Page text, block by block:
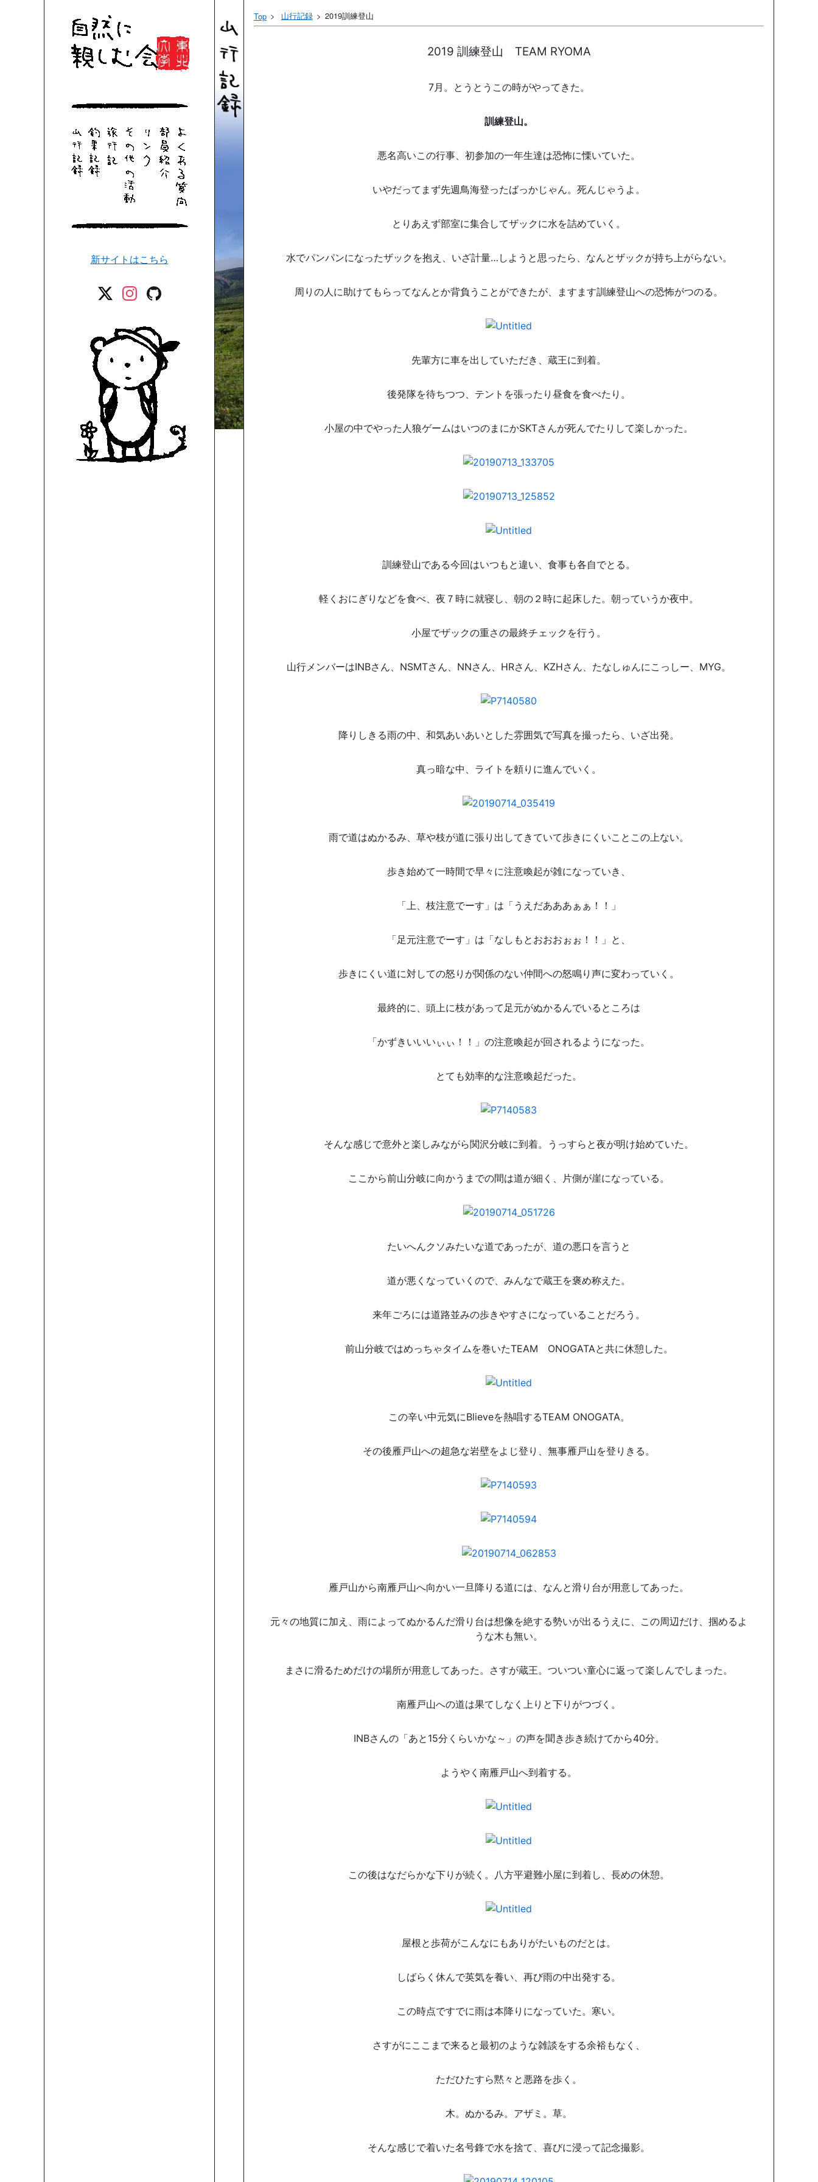
新サイトはこちら
Top 山行記録 2019訓練登山
2019 訓練登山 TEAM RYOMA
7月。とうとうこの時がやってきた。
訓練登山。
悪名高いこの行事、初参加の一年生達は恐怖に慄いていた。
いやだってまず先週鳥海登ったばっかじゃん。死んじゃうよ。
とりあえず部室に集合してザックに水を詰めていく。
水でパンパンになったザックを抱え、いざ計量…しようと思ったら、なんとザックが持ち上がらない。
周りの人に助けてもらってなんとか背負うことができたが、ますます訓練登山への恐怖がつのる。
先輩方に車を出していただき、蔵王に到着。
後発隊を待ちつつ、テントを張ったり昼食を食べたり。
小屋の中でやった人狼ゲームはいつのまにかSKTさんが死んでたりして楽しかった。
訓練登山である今回はいつもと違い、食事も各自でとる。
軽くおにぎりなどを食べ、夜７時に就寝し、朝の２時に起床した。朝っていうか夜中。
小屋でザックの重さの最終チェックを行う。
山行メンバーはINBさん、NSMTさん、NNさん、HRさん、KZHさん、たなしゅんにこっしー、MYG。
降りしきる雨の中、和気あいあいとした雰囲気で写真を撮ったら、いざ出発。
真っ暗な中、ライトを頼りに進んでいく。
雨で道はぬかるみ、草や枝が道に張り出してきていて歩きにくいことこの上ない。
歩き始めて一時間で早々に注意喚起が雑になっていき、
「上、枝注意でーす」は「うえだあああぁぁ！！」
「足元注意でーす」は「なしもとおおおぉぉ！！」と、
歩きにくい道に対しての怒りが関係のない仲間への怒鳴り声に変わっていく。
最終的に、頭上に枝があって足元がぬかるんでいるところは
「かずきいいいぃぃ！！」の注意喚起が回されるようになった。
とても効率的な注意喚起だった。
そんな感じで意外と楽しみながら関沢分岐に到着。うっすらと夜が明け始めていた。
ここから前山分岐に向かうまでの間は道が細く、片側が崖になっている。
たいへんクソみたいな道であったが、道の悪口を言うと
道が悪くなっていくので、みんなで蔵王を褒め称えた。
来年ごろには道路並みの歩きやすさになっていることだろう。
前山分岐ではめっちゃタイムを巻いたTEAM ONOGATAと共に休憩した。
この辛い中元気にBlieveを熱唱するTEAM ONOGATA。
その後雁戸山への超急な岩壁をよじ登り、無事雁戸山を登りきる。
雁戸山から南雁戸山へ向かい一旦降りる道には、なんと滑り台が用意してあった。
元々の地質に加え、雨によってぬかるんだ滑り台は想像を絶する勢いが出るうえに、 この周辺だけ、掴めるよ
うな木も無い。
まさに滑るためだけの場所が用意してあった。さすが蔵王。ついつい童心に返って楽しんでしまった。
南雁戸山への道は果てしなく上りと下りがつづく。
INBさんの「あと15分くらいかな～」の声を聞き歩き続けてから40分。
ようやく南雁戸山へ到着する。
この後はなだらかな下りが続く。八方平避難小屋に到着し、長めの休憩。
屋根と歩荷がこんなにもありがたいものだとは。
しばらく休んで英気を養い、再び雨の中出発する。
この時点ですでに雨は本降りになっていた。寒い。
さすがにここまで来ると最初のような雑談をする余裕もなく、
ただひたすら黙々と悪路を歩く。
木。ぬかるみ。アザミ。草。
そんな感じで着いた名号鋒で水を捨て、喜びに浸って記念撮影。